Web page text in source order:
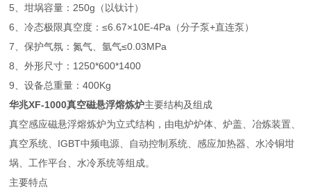
5、坩埚容量：250g（以钛计）
6、冷态极限真空度：≤6.67×10E-4Pa（分子泵+直连泵）
7、保护气氛：氮气、氩气≤0.03MPa
8、外形尺寸：1250*600*1400
9、设备总重量：400Kg
华兆XF-1000真空磁悬浮熔炼炉主要结构及组成
真空感应磁悬浮熔炼炉为立式结构，由电炉炉体、炉盖、冶炼装置、
真空系统、IGBT中频电源、自动控制系统、感应加热器、水冷铜坩
埚、工作平台、水冷系统等组成。
主要特点